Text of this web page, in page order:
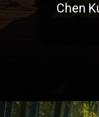
Chen